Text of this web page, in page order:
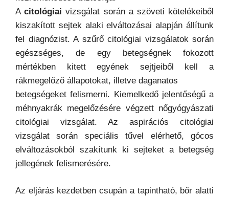
Acitológiaivizsgálat során a szöveti kötelékeiből
kiszakított sejtek alaki elváltozásai alapján állítunk
fel diagnózist. A szűrő citológiai vizsgálatok során
egészséges, de egy betegségnek fokozott
mértékben kitett egyének sejtjeiből kell a
rákmegelőző állapotokat, illetve daganatos
betegségeket felismerni. Kiemelkedő jelentőségű a
méhnyakrák megelőzésére végzett nőgyógyászati
citológiai vizsgálat. Az aspirációs citológiai
vizsgálat során speciális tűvel elérhető, gócos
elváltozásokból szakítunk ki sejteket a betegség
jellegének felismerésére.
Az eljárás kezdetben csupán a tapintható, bőr alatti